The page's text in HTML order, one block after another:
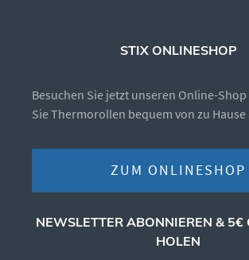
STIX ONLINESHOP
Besuchen Sie jetzt unseren Online-
Sie Thermorollen bequem von zu Hause
ZUM ONLINESHOP
NEWSLETTER ABONNIEREN & 5€
HOLEN